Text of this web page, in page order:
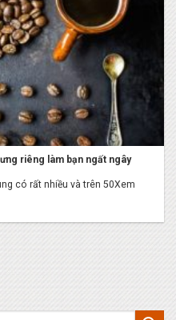
riêng làm bạn ngất ngây
có rất nhiều và trên 50Xem